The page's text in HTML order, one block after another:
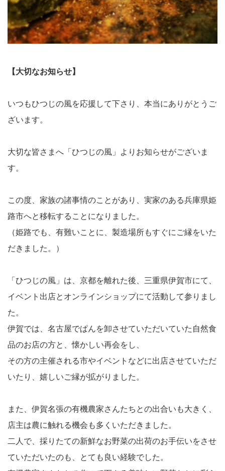
【大切なお知らせ】
いつもひつじの風を応援して下さり、本当にありがとうご
ざいます。
大切な皆さまへ「ひつじの風」よりお知らせがございま
す。
この度、家族の諸事情のことがあり、実家のある兵庫県姫
路市へと移転することになりました。
（姫路でも、有難いことに、製造場所もすぐにご縁をいた
だきました。）
「ひつじの風」は、京都を離れた後、三重県伊賀市にて、
イベント出店とオンラインショップにて活動して参りまし
た。
伊賀では、名古屋でぱんを卸させていただいていた自然食
品のお店の方と、懐かしい再会をし、
その方の主催される市やイベントなどに出店させていただ
いたり、嬉しいご縁が拡がりました。
また、伊賀名張の有機農家さんたちとの出合いも大きく、
店主は農に触れる機会も多くいただきました。
二人で、採りたての新鮮なお野菜の出荷のお手伝いをさせ
ていただいたのも、とても良い経験でした。